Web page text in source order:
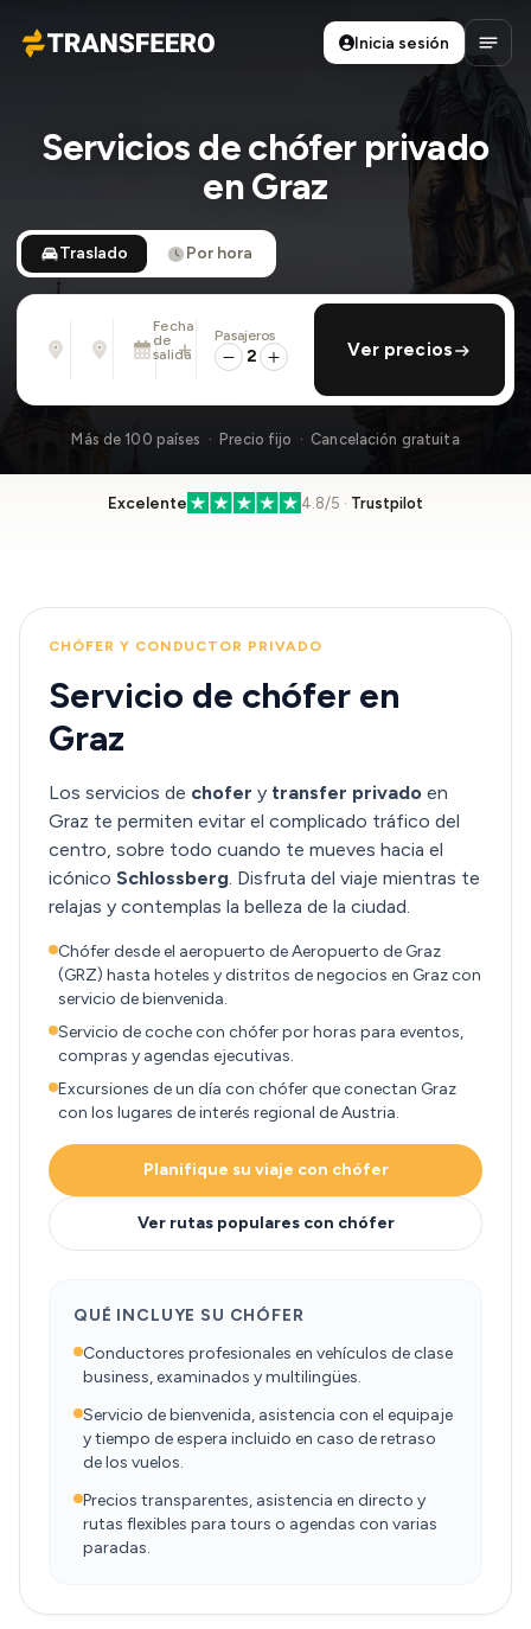
Transfeero
Inicia sesión
Abrir
Servicios de chófer privado
en Graz
Traslado Por hora
Desde
Dirección, aeropuerto, hotel, ...
Hasta
Dirección, aeropuerto, hotel, ...
Fecha
de
salida
Mié., 12 Ago. · 13:45
añadir regreso
Pasajeros
2 Ver precios
Más de 100 países · Precio fijo · Cancelación gratuita
Excelente 4.8/5 · Trustpilot
CHÓFER Y CONDUCTOR PRIVADO
Servicio de chófer en
Graz
Los servicios de chofer y transfer privado en
Graz te permiten evitar el complicado tráfico del
centro, sobre todo cuando te mueves hacia el
icónico Schlossberg. Disfruta del viaje mientras te
relajas y contemplas la belleza de la ciudad.
Chófer desde el aeropuerto de Aeropuerto de Graz
(GRZ) hasta hoteles y distritos de negocios en Graz con
servicio de bienvenida.
Servicio de coche con chófer por horas para eventos,
compras y agendas ejecutivas.
Excursiones de un día con chófer que conectan Graz
con los lugares de interés regional de Austria.
Planifique su viaje con chófer
Ver rutas populares con chófer
QUÉ INCLUYE SU CHÓFER
Conductores profesionales en vehículos de clase
business, examinados y multilingües.
Servicio de bienvenida, asistencia con el equipaje
y tiempo de espera incluido en caso de retraso
de los vuelos.
Precios transparentes, asistencia en directo y
rutas flexibles para tours o agendas con varias
paradas.